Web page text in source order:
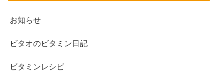
お知らせ
ビタオのビタミン日記
ビタミンレシピ